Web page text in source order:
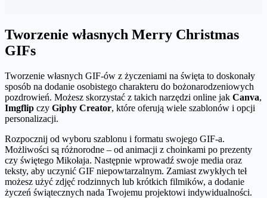
Tworzenie własnych Merry Christmas
GIFs
Tworzenie własnych GIF-ów z życzeniami na święta to doskonały
sposób na dodanie osobistego charakteru do bożonarodzeniowych
pozdrowień. Możesz skorzystać z takich narzędzi online jak Canva,
Imgflip czy Giphy Creator, które oferują wiele szablonów i opcji
personalizacji.
Rozpocznij od wyboru szablonu i formatu swojego GIF-a.
Możliwości są różnorodne – od animacji z choinkami po prezenty
czy świętego Mikołaja. Następnie wprowadź swoje media oraz
teksty, aby uczynić GIF niepowtarzalnym. Zamiast zwykłych teł
możesz użyć zdjęć rodzinnych lub krótkich filmików, a dodanie
życzeń świątecznych nada Twojemu projektowi indywidualności.